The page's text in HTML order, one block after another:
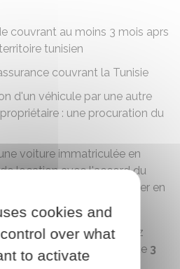
couvrant au moins 3 mois aprs
tunisien
couvrant la Tunisie
d'un véhicule par une autre
: une procuration du
voiture immatriculée en
location avec l'accord du
le véhicule puisse entrer en
touristique, vous pouvez
une durée maximum de 3
cookies and
over what
to activate